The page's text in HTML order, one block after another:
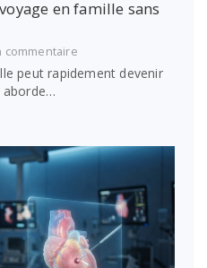
en famille sans
commentairesur
Comment
planifier
sans
peut rapidement devenir
aborde…